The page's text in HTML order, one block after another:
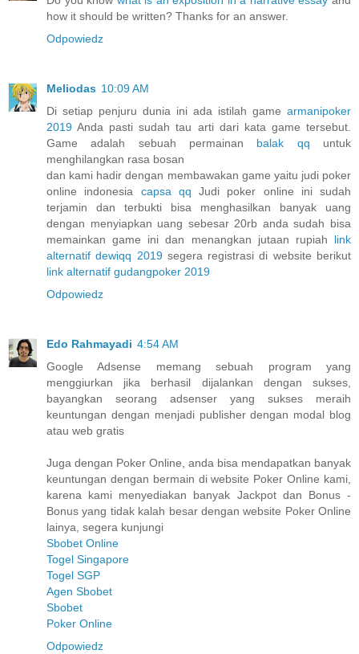
how it should be written? Thanks for an answer.
Odpowiedz
Meliodas 10:09 AM
Di setiap penjuru dunia ini ada istilah game armanipoker
2019 Anda pasti sudah tau arti dari kata game tersebut.
Game adalah sebuah permainan balak qq untuk
menghilangkan rasa bosan
dan kami hadir dengan membawakan game yaitu judi poker
online indonesia capsa qq Judi poker online ini sudah
terjamin dan terbukti bisa menghasilkan banyak uang
dengan menyiapkan uang sebesar 20rb anda sudah bisa
memainkan game ini dan menangkan jutaan rupiah link
alternatif dewiqq 2019segera registrasi di website berikut
link alternatif gudangpoker 2019
Odpowiedz
Edo Rahmayadi 4:54 AM
Google Adsense memang sebuah program yang
menggiurkan jika berhasil dijalankan dengan sukses,
bayangkan seorang adsenser yang sukses meraih
keuntungan dengan menjadi publisher dengan modal blog
atau web gratis
Juga dengan Poker Online, anda bisa mendapatkan banyak
keuntungan dengan bermain di website Poker Online kami,
karena kami menyediakan banyak Jackpot dan Bonus -
Bonus yang tidak kalah besar dengan website Poker Online
lainya, segera kunjungi
Sbobet Online
Togel Singapore
Togel SGP
Agen Sbobet
Sbobet
Poker Online
Odpowiedz